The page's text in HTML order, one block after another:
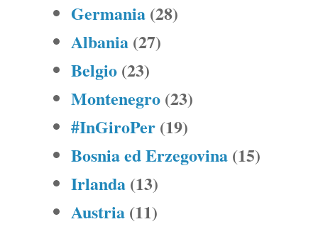
Germania (28)
Albania (27)
Belgio (23)
Montenegro (23)
#InGiroPer (19)
Bosnia ed Erzegovina (15)
Irlanda (13)
Austria (11)